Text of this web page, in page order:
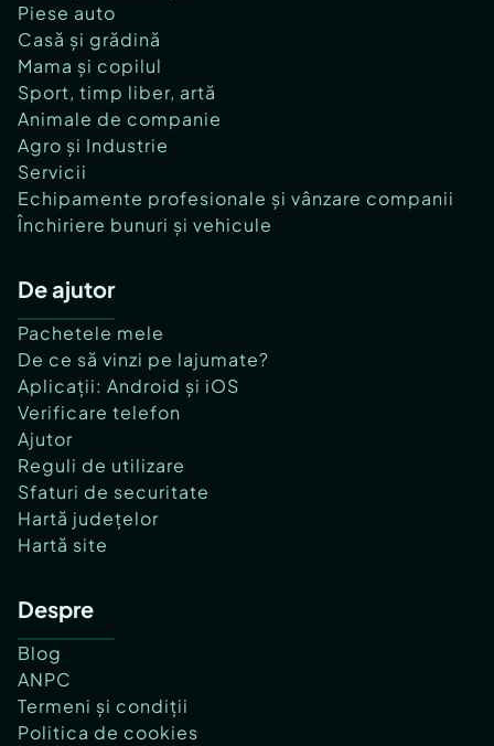
Piese auto
Casă și grădină
Mama și copilul
Sport, timp liber, artă
Animale de companie
Agro și Industrie
Servicii
Echipamente profesionale și vânzare companii
Închiriere bunuri și vehicule
De ajutor
Pachetele mele
De ce să vinzi pe lajumate?
Aplicații: Android și iOS
Verificare telefon
Ajutor
Reguli de utilizare
Sfaturi de securitate
Hartă județelor
Hartă site
Despre
Blog
ANPC
Termeni și condiții
Politica de cookies